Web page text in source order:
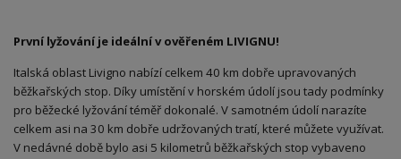
První lyžování je ideální v ověřeném LIVIGNU!
Italská oblast Livigno nabízí celkem 40 km dobře upravovaných
běžkařských stop. Díky umístění v horském údolí jsou tady podmínky
pro běžecké lyžování téměř dokonalé. V samotném údolí narazíte
celkem asi na 30 km dobře udržovaných tratí, které můžete využívat.
V nedávné době bylo asi 5 kilometrů běžkařských stop vybaveno